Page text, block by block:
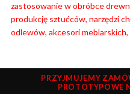
zastosowanie w obróbce
produkcję sztućców, narzędzi
odlewów, akcesori
PRZYJMUJEMY
PROTOTYPOWE